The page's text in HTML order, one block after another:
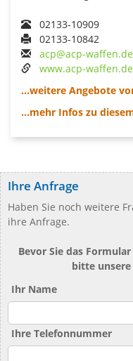
02133-10909
02133-10842
acp@acp-waffen.de
www.acp-waffen.de
...weitere Angebote
...mehr Infos zu
Ihre Anfrage
Haben Sie noch weitere
ihre Anfrage.
Bevor Sie das
bitte unsere
Ihr Name
Ihre Telefonnummer